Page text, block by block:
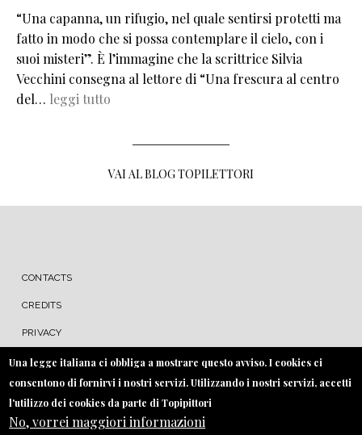
“Una capanna, un rifugio, nel quale sentirsi protetti ma
fatto in modo che si possa contemplare il cielo, con i
suoi misteri”. È l’immagine che la scrittrice Silvia
Vecchini consegna al lettore di “Una frescura al centro
del… leggi tutto
VAI AL BLOG TOPILETTORI
MENU FOOTER
CONTACTS
CREDITS
PRIVACY
COOKIE
Una legge italiana ci obbliga a mostrare questo avviso. I cookies ci
consentono di fornirvi i nostri servizi. Utilizzando i nostri servizi, accetti
l'utilizzo dei cookies da parte di Topipittori
No, vorrei maggiori informazioni